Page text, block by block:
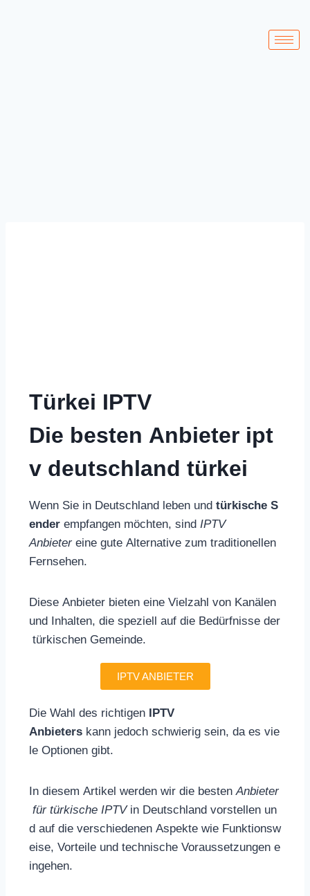
Türkei IPTV
Die besten Anbieter ipt
v deutschland türkei
Wenn Sie in Deutschland leben und türkische S
ender empfangen möchten, sind IPTV
Anbietereine gute Alternative zum traditionellen
Fernsehen.
Diese Anbieter bieten eine Vielzahl von Kanälen
und Inhalten, die speziell auf die Bedürfnisse der
türkischen Gemeinde.
IPTV ANBIETER
Die Wahl des richtigen IPTV
Anbieters kann jedoch schwierig sein, da es vie
le Optionen gibt.
In diesem Artikel werden wir die bestenAnbieter
für türkische IPTVin Deutschland vorstellen un
d auf die verschiedenen Aspekte wie Funktionsw
eise, Vorteile und technische Voraussetzungen e
ingehen.